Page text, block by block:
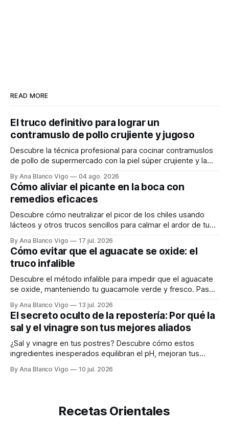
READ MORE
El truco definitivo para lograr un
contramuslo de pollo crujiente y jugoso
Descubre la técnica profesional para cocinar contramuslos
de pollo de supermercado con la piel súper crujiente y la
By Ana Blanco Vigo 04 ago. 2026
Cómo aliviar el picante en la boca con
remedios eficaces
Descubre cómo neutralizar el picor de los chiles usando
lácteos y otros trucos sencillos para calmar el ardor de tu
By Ana Blanco Vigo 17 jul. 2026
Cómo evitar que el aguacate se oxide: el
truco infalible
Descubre el método infalible para impedir que el aguacate
se oxide, manteniendo tu guacamole verde y fresco. Paso
By Ana Blanco Vigo 13 jul. 2026
El secreto oculto de la repostería: Por qué la
sal y el vinagre son tus mejores aliados
¿Sal y vinagre en tus postres? Descubre cómo estos
ingredientes inesperados equilibran el pH, mejoran tus
By Ana Blanco Vigo 10 jul. 2026
Recetas Orientales